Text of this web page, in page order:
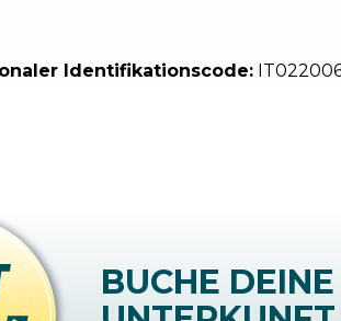
Identifikationscode:
BUCHE DEINE